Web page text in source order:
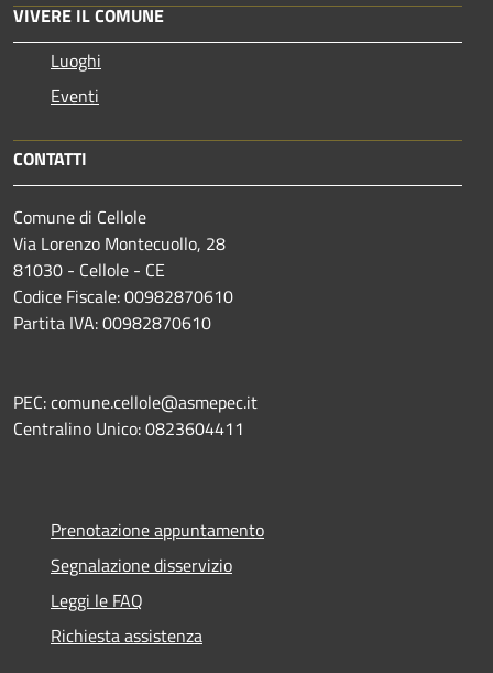
VIVERE IL COMUNE
Luoghi
Eventi
CONTATTI
Comune di Cellole
Via Lorenzo Montecuollo, 28
81030 - Cellole - CE
Codice Fiscale: 00982870610
Partita IVA: 00982870610
PEC: comune.cellole@asmepec.it
Centralino Unico: 0823604411
Prenotazione appuntamento
Segnalazione disservizio
Leggi le FAQ
Richiesta assistenza